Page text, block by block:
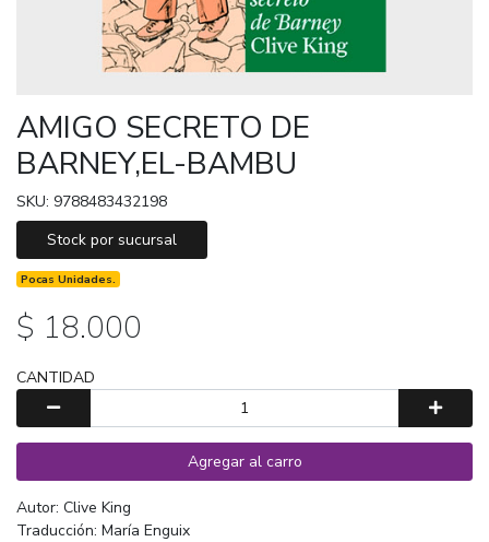
AMIGO SECRETO DE
BARNEY,EL-BAMBU
SKU: 9788483432198
Stock por sucursal
Pocas Unidades.
$ 18.000
CANTIDAD
Agregar al carro
Autor: Clive King
Traducción: María Enguix